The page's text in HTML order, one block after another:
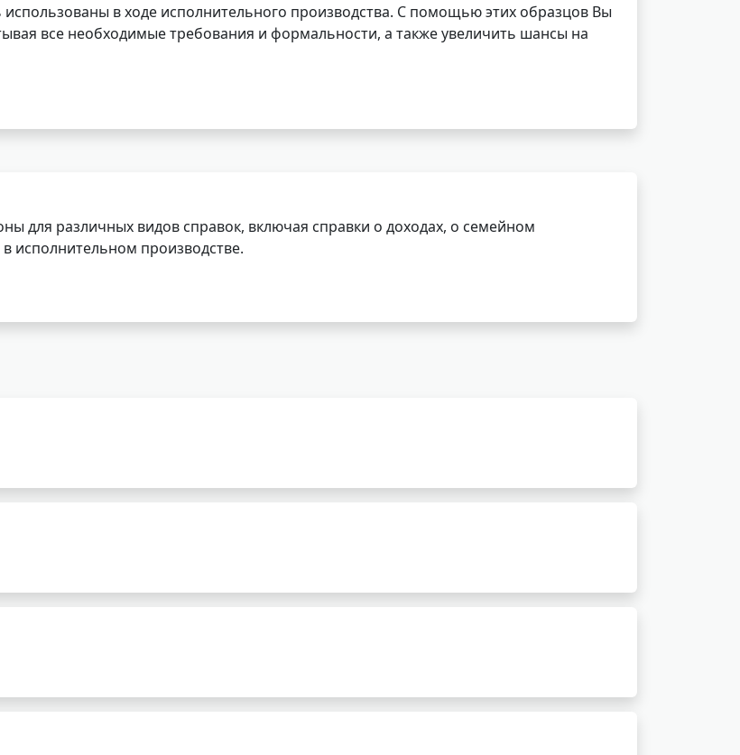
в ходе исполнительного производства. С помощью этих образцов Вы
все необходимые требования и формальности, а также увеличить шансы на
для различных видов справок, включая справки о доходах, о семейном
исполнительном производстве.